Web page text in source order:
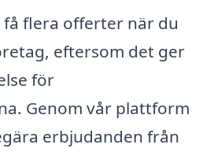
flera offerter när du
eftersom det ger
för
Genom vår plattform
erbjudanden från